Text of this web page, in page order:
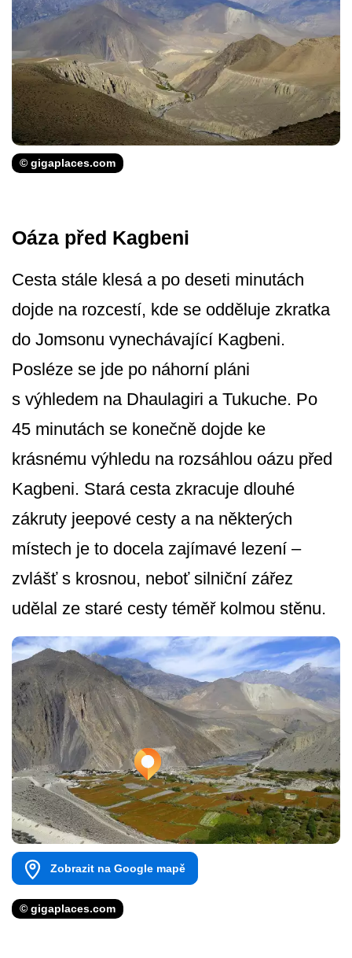
© gigaplaces.com
Oáza před Kagbeni
Cesta stále klesá a po deseti minutách
dojde na rozcestí, kde se odděluje zkratka
do Jomsonu vynechávající Kagbeni.
Posléze se jde po náhorní pláni
s výhledem na Dhaulagiri a Tukuche. Po
45 minutách se konečně dojde ke
krásnému výhledu na rozsáhlou oázu před
Kagbeni. Stará cesta zkracuje dlouhé
zákruty jeepové cesty a na některých
místech je to docela zajímavé lezení –
zvlášť s krosnou, neboť silniční zářez
udělal ze staré cesty téměř kolmou stěnu.
Zobrazit na Google mapě
© gigaplaces.com